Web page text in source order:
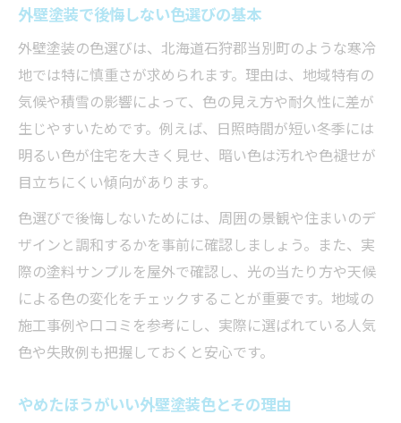
外壁塗装で後悔しない色選びの基本
外壁塗装の色選びは、北海道石狩郡当別町のような寒冷
地では特に慎重さが求められます。理由は、地域特有の
気候や積雪の影響によって、色の見え方や耐久性に差が
生じやすいためです。例えば、日照時間が短い冬季には
明るい色が住宅を大きく見せ、暗い色は汚れや色褪せが
目立ちにくい傾向があります。
色選びで後悔しないためには、周囲の景観や住まいのデ
ザインと調和するかを事前に確認しましょう。また、実
際の塗料サンプルを屋外で確認し、光の当たり方や天候
による色の変化をチェックすることが重要です。地域の
施工事例や口コミを参考にし、実際に選ばれている人気
色や失敗例も把握しておくと安心です。
やめたほうがいい外壁塗装色とその理由